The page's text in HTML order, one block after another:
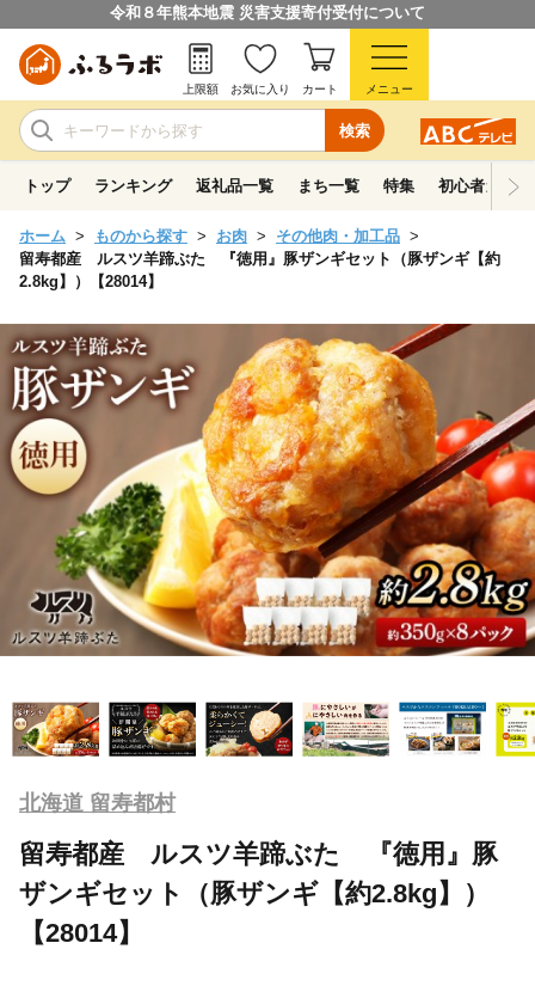
令和８年熊本地震 災害支援寄付受付について
検索
上限額 お気に入り カート メニュー
トップ ランキング 返礼品一覧 まち一覧 特集 初心者ガイド
ホーム ものから探す お肉
その他肉・加工品
留寿都産 ルスツ羊蹄ぶた 『徳用』豚ザンギセット（豚ザンギ【約
2.8kg】）【28014】
北海道 留寿都村
留寿都産 ルスツ羊蹄ぶた 『徳用』豚
ザンギセット（豚ザンギ【約2.8kg】）
【28014】